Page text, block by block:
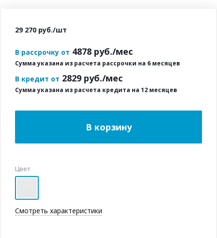
29 270 руб./шт
В рассрочку от 4878 руб./мес
Сумма указана из расчета рассрочки на 6 месяцев
В кредит от 2829 руб./мес
Сумма указана из расчета кредита на 12 месяцев
Цвет
Смотреть характеристики
В корзину